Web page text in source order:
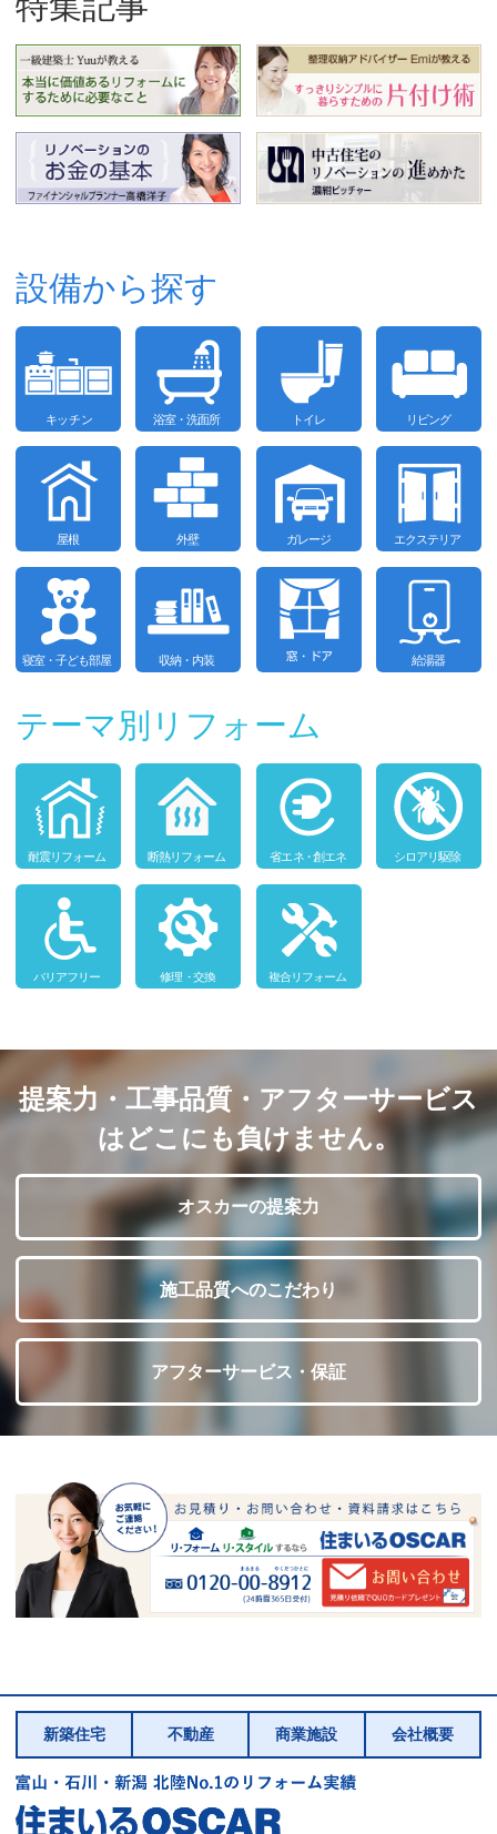
設備から探す
テーマ別リフォーム
提案力・工事品質・アフターサービス
はどこにも負けません。
オスカーの提案力
施工品質へのこだわり
アフターサービス・保証
新築住宅 不動産 商業施設 会社概要